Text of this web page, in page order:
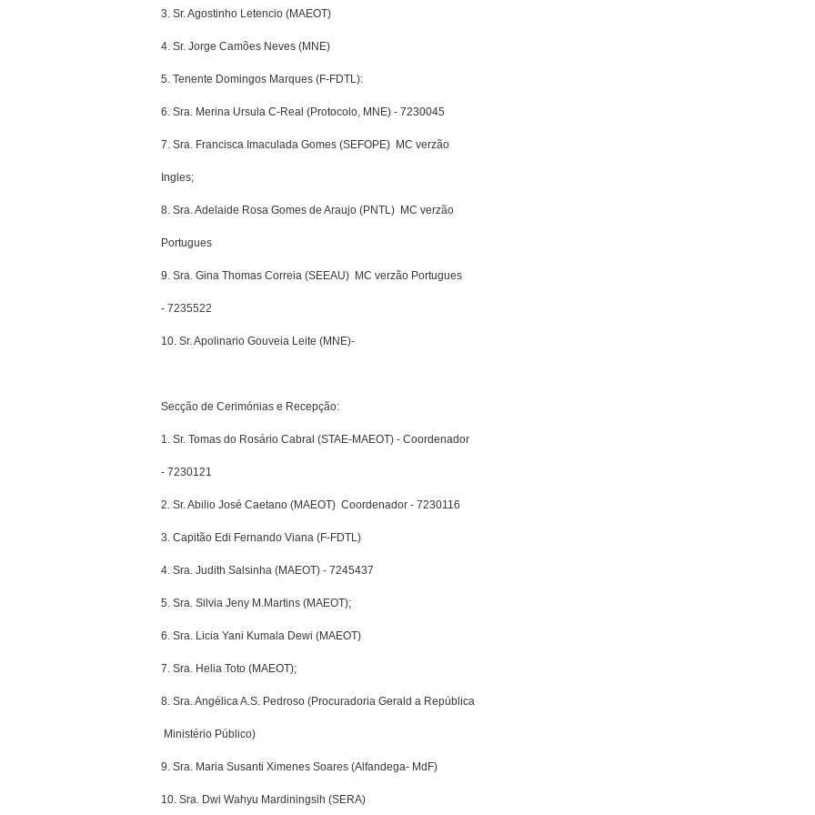
3. Sr. Agostinho Letencio (MAEOT)
4. Sr. Jorge Camões Neves (MNE)
5. Tenente Domingos Marques (F-FDTL):
6. Sra. Merina Ursula C-Real (Protocolo, MNE) - 7230045
7. Sra. Francisca Imaculada Gomes (SEFOPE)  MC verzão
Ingles;
8. Sra. Adelaide Rosa Gomes de Araujo (PNTL)  MC verzão
Portugues
9. Sra. Gina Thomas Correia (SEEAU)  MC verzão Portugues
- 7235522
10. Sr. Apolinario Gouveia Leite (MNE)-
Secção de Cerimónias e Recepção:
1. Sr. Tomas do Rosário Cabral (STAE-MAEOT) - Coordenador
- 7230121
2. Sr. Abilio José Caetano (MAEOT)  Coordenador - 7230116
3. Capitão Edi Fernando Viana (F-FDTL)
4. Sra. Judith Salsinha (MAEOT) - 7245437
5. Sra. Silvia Jeny M.Martins (MAEOT);
6. Sra. Licia Yani Kumala Dewi (MAEOT)
7. Sra. Helia Toto (MAEOT);
8. Sra. Angélica A.S. Pedroso (Procuradoria Gerald a República
 Ministério Público)
9. Sra. Maria Susanti Ximenes Soares (Alfandega- MdF)
10. Sra. Dwi Wahyu Mardiningsih (SERA)